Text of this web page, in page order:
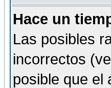
Hace un
Las posibles
incorrectos
posible que el